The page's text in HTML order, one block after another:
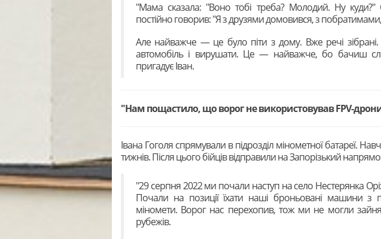
"Мама сказала: "Воно тобі треба? Молодий. Ну куди?"
постійно говорив: "Я з друзями домовився, з
Але найважче — це було піти з дому. Вже речі
автомобіль і вирушати. Це — найважче, бо бачиш
пригадує Іван.
"Нам пощастило, що ворог не використовував FPV-
Івана Гоголя спрямували в підрозділ мінометної батареї.
тижнів. Після цього бійців відправили на Запорізький
"29 серпня 2022 ми почали наступ на село Нестерянка
Почали на позиції їхати наші броньовані машини з
міномети. Ворог нас перехопив, тож ми не могли
рубежів.